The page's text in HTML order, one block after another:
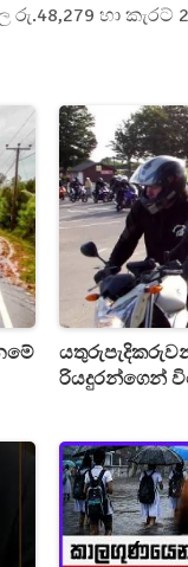
හා
රියදුරන්ගෙන්